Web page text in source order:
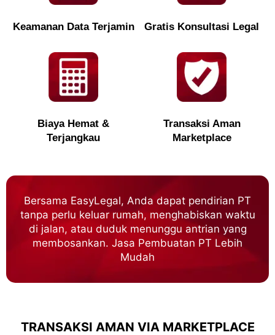
Keamanan Data Terjamin Gratis Konsultasi Legal
Biaya Hemat &
Terjangkau
Transaksi Aman
Marketplace
Bersama EasyLegal, Anda dapat pendirian PT
tanpa perlu keluar rumah, menghabiskan waktu
di jalan, atau duduk menunggu antrian yang
membosankan. Jasa Pembuatan PT Lebih
Mudah
TRANSAKSI AMAN VIA MARKETPLACE